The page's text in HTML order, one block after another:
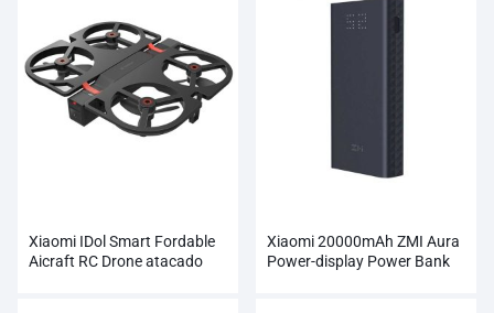
Xiaomi IDol Smart Fordable
Aicraft RC Drone atacado
Xiaomi 20000mAh ZMI Aura
Power-display Power Bank